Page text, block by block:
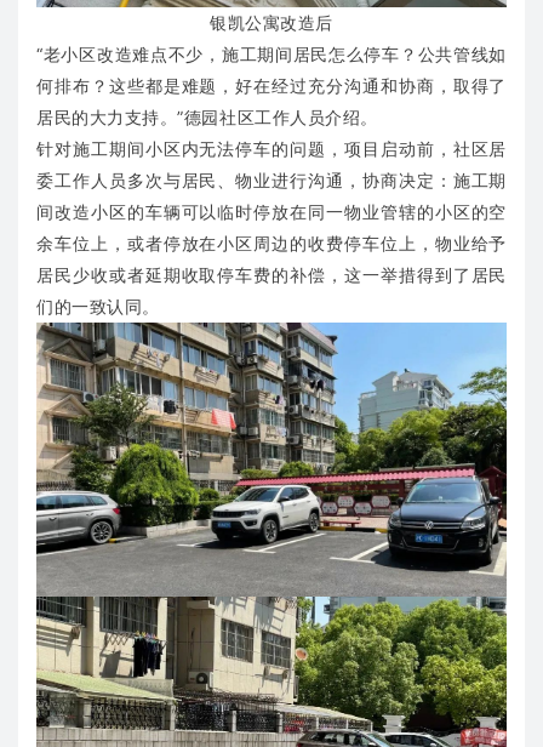
银凯公寓改造后
“老小区改造难点不少，施工期间居民怎么停车？公共管线如
何排布？这些都是难题，好在经过充分沟通和协商，取得了
居民的大力支持。”德园社区工作人员介绍。
针对施工期间小区内无法停车的问题，项目启动前，社区居
委工作人员多次与居民、物业进行沟通，协商决定：施工期
间改造小区的车辆可以临时停放在同一物业管辖的小区的空
余车位上，或者停放在小区周边的收费停车位上，物业给予
居民少收或者延期收取停车费的补偿，这一举措得到了居民
们的一致认同。